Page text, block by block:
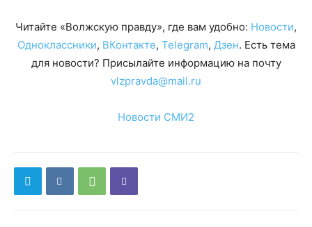
Читайте «Волжскую правду», где вам удобно: Новости,
Одноклассники, ВКонтакте, Telegram, Дзен. Есть тема
для новости? Присылайте информацию на почту
vlzpravda@mail.ru
Новости СМИ2